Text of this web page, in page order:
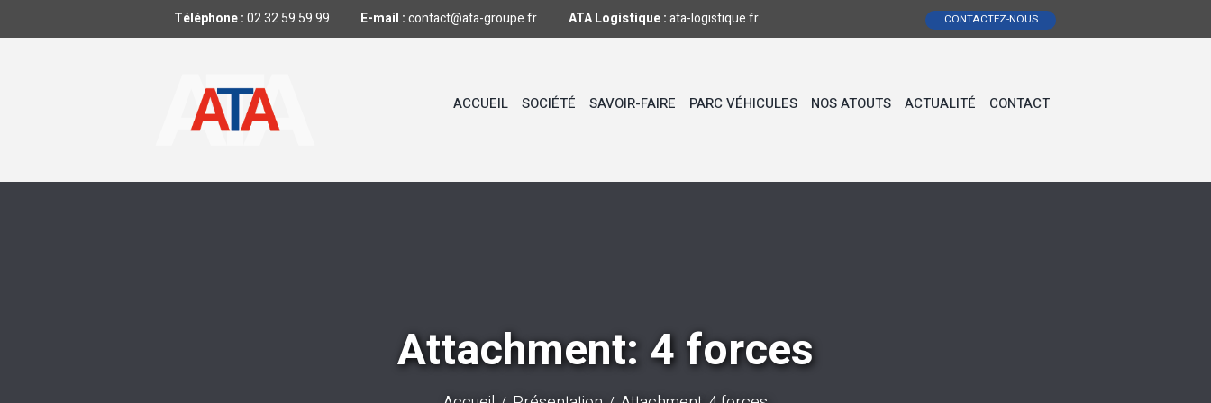
Téléphone :02 32 59 59 99 E-mail :contact@ata-groupe.fr ATA Logistique :ata-logistique.fr CONTACTEZ-NOUS
ACCUEIL SOCIÉTÉ SAVOIR-FAIRE PARC VÉHICULES NOS ATOUTS ACTUALITÉ CONTACT
Attachment: 4 forces